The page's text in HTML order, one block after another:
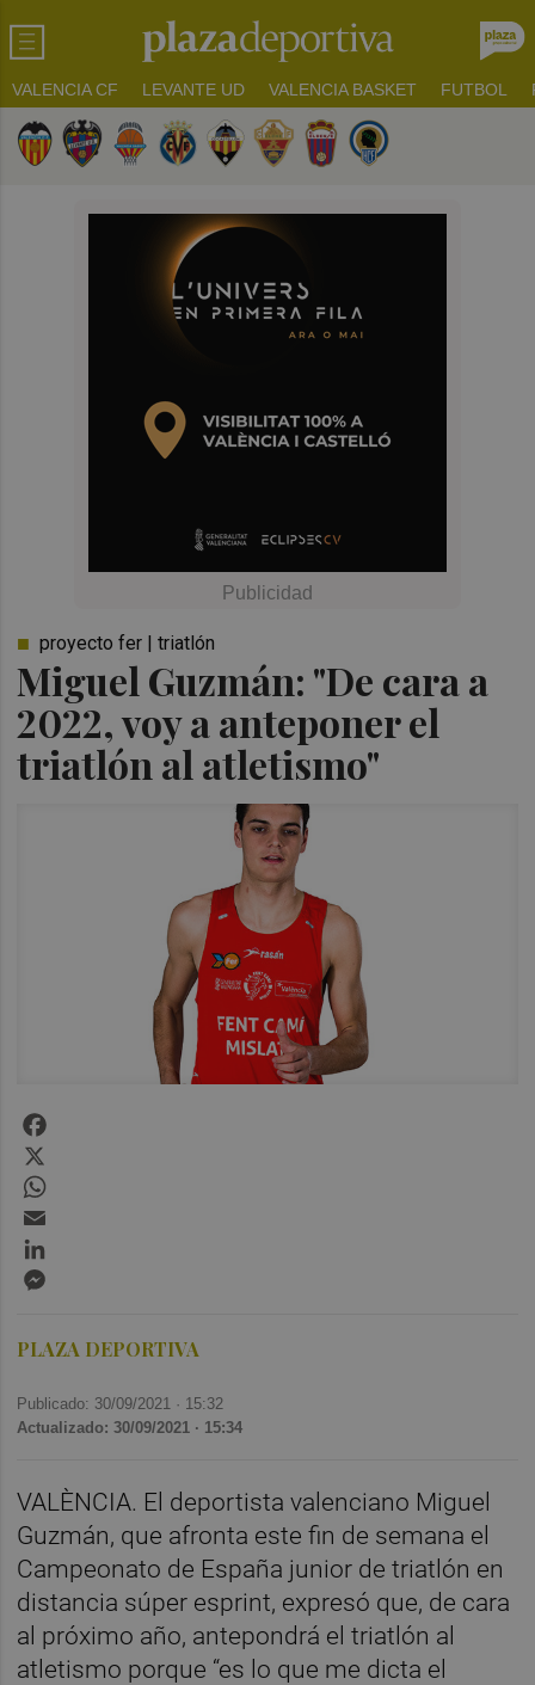
VALENCIA CF LEVANTE UD VALENCIA BASKET FUTBOL
Miguel Guzmán: "De cara a
2022, voy a anteponer el
triatlón al atletismo"
proyecto fer | triatlón
PLAZA DEPORTIVA
Publicado: 30/09/2021 · 15:32
Actualizado: 30/09/2021 · 15:34
VALÈNCIA. El deportista valenciano Miguel
Guzmán, que afronta este fin de semana el
Campeonato de España junior de triatlón en
distancia súper esprint, expresó que, de cara
al próximo año, antepondrá el triatlón al
atletismo porque “es lo que me dicta el